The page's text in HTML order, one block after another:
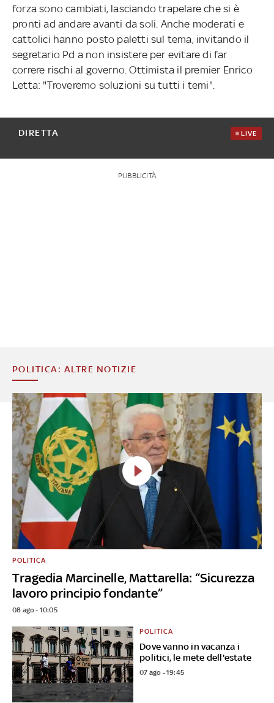
forza sono cambiati, lasciando trapelare che si è
pronti ad andare avanti da soli. Anche moderati e
cattolici hanno posto paletti sul tema, invitando il
segretario Pd a non insistere per evitare di far
correre rischi al governo. Ottimista il premier Enrico
Letta: "Troveremo soluzioni su tutti i temi".
DIRETTA LIVE
PUBBLICITÀ
POLITICA: ALTRE NOTIZIE
Tragedia Marcinelle, Mattarella: “Sicurezza
lavoro principio fondante”
POLITICA
08 ago - 10:05
Dove vanno in vacanza i
politici, le mete dell'estate
POLITICA
07 ago - 19:45